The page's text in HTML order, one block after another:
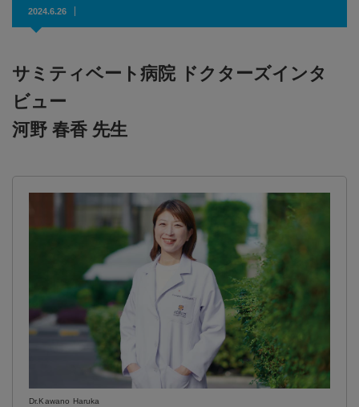
2024.6.26
サミティベート病院 ドクターズインタ
ビュー
河野 春香 先生
Dr.Kawano Haruka